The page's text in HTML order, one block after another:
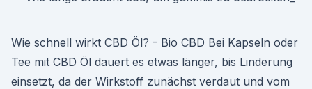
Wie schnell wirkt CBD Öl? - Bio CBD Bei Kapseln oder
Tee mit CBD Öl dauert es etwas länger, bis Linderung
einsetzt, da der Wirkstoff zunächst verdaut und vom